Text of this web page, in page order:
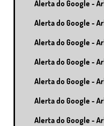
Alerta do Google -
Alerta do Google -
Alerta do Google -
Alerta do Google -
Alerta do Google -
Alerta do Google -
Alerta do Google -